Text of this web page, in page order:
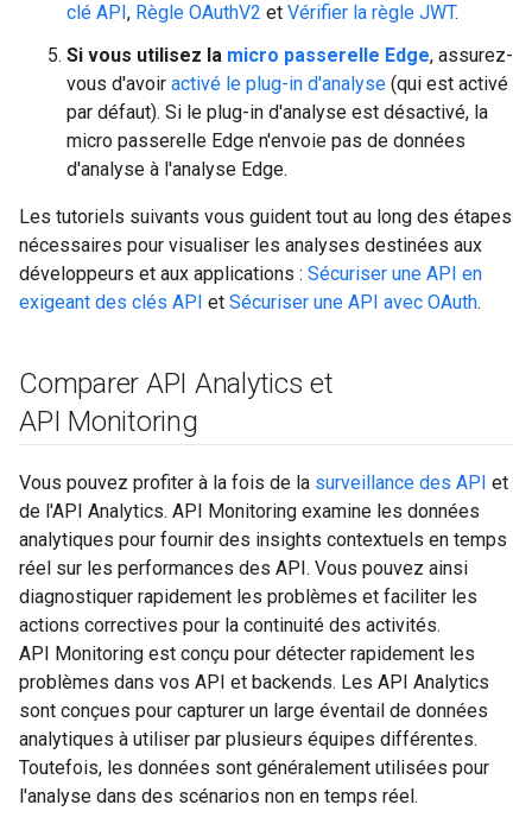
clé API, Règle OAuthV2 et Vérifier la règle JWT.
Si vous utilisez la micro passerelle Edge, assurez-
vous d'avoir activé le plug-in d'analyse (qui est activé
par défaut). Si le plug-in d'analyse est désactivé, la
micro passerelle Edge n'envoie pas de données
d'analyse à l'analyse Edge.
Les tutoriels suivants vous guident tout au long des étapes
nécessaires pour visualiser les analyses destinées aux
développeurs et aux applications : Sécuriser une API en
exigeant des clés API et Sécuriser une API avec OAuth.
Comparer API Analytics et
API Monitoring
Vous pouvez profiter à la fois de la surveillance des API et
de l'API Analytics. API Monitoring examine les données
analytiques pour fournir des insights contextuels en temps
réel sur les performances des API. Vous pouvez ainsi
diagnostiquer rapidement les problèmes et faciliter les
actions correctives pour la continuité des activités.
API Monitoring est conçu pour détecter rapidement les
problèmes dans vos API et backends. Les API Analytics
sont conçues pour capturer un large éventail de données
analytiques à utiliser par plusieurs équipes différentes.
Toutefois, les données sont généralement utilisées pour
l'analyse dans des scénarios non en temps réel.